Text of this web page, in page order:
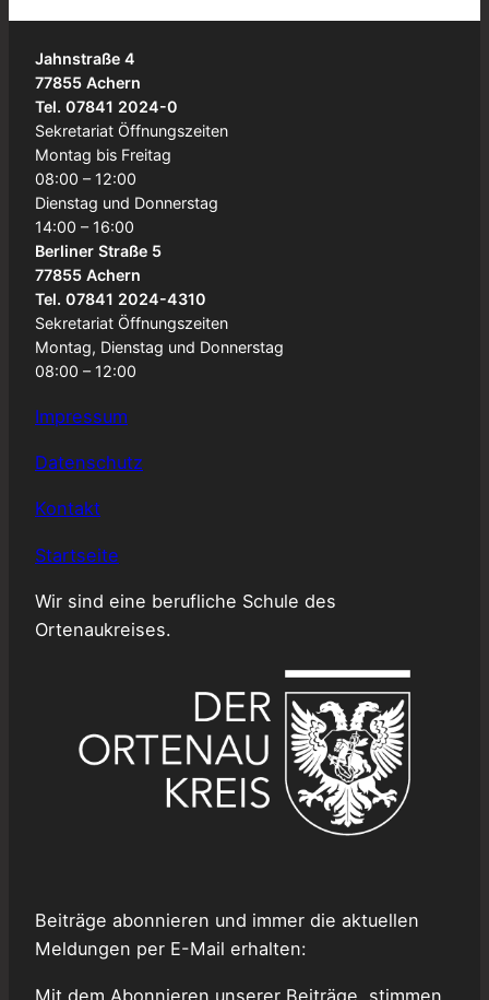
Jahnstraße 4
77855 Achern
Tel. 07841 2024-0
Sekretariat Öffnungszeiten
Montag bis Freitag
08:00 – 12:00
Dienstag und Donnerstag
14:00 – 16:00
Berliner Straße 5
77855 Achern
Tel. 07841 2024-4310
Sekretariat Öffnungszeiten
Montag, Dienstag und Donnerstag
08:00 – 12:00
Impressum
Datenschutz
Kontakt
Startseite
Wir sind eine berufliche Schule des
Ortenaukreises.
Beiträge abonnieren und immer die aktuellen
Meldungen per E-Mail erhalten:
Mit dem Abonnieren unserer Beiträge, stimmen